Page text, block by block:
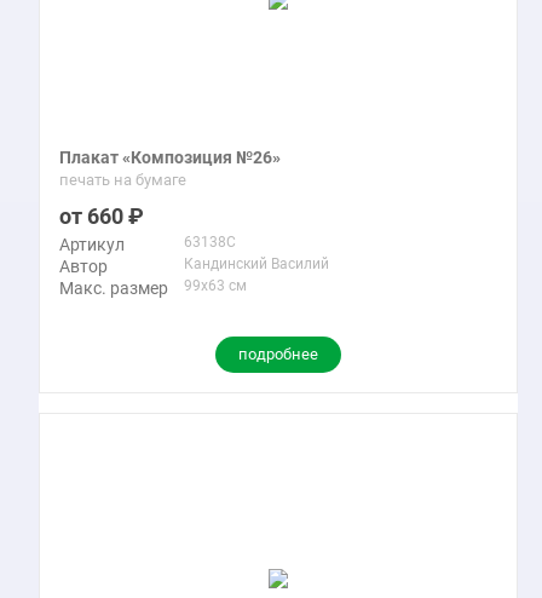
Плакат «Композиция №26»
печать на бумаге
660
Артикул 63138C
Автор Кандинский Василий
Макс. размер 99x63 см
подробнее